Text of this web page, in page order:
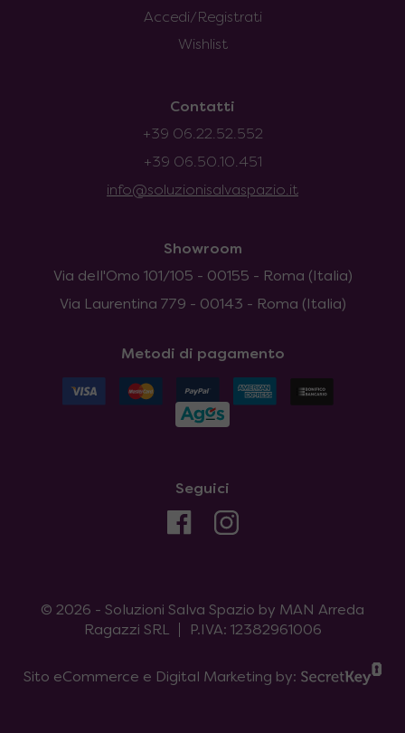
Accedi/Registrati
Wishlist
Contatti
+39 06.22.52.552
+39 06.50.10.451
info@soluzionisalvaspazio.it
Showroom
Via dell'Omo 101/105 - 00155 - Roma (Italia)
Via Laurentina 779 - 00143 - Roma (Italia)
Metodi di pagamento
Seguici
© 2026 - Soluzioni Salva Spazio by MAN Arreda
Ragazzi SRL
P.IVA: 12382961006
Sito eCommerce e Digital Marketing by: